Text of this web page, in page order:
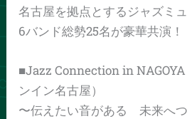
名古屋を拠点とするジャズミ
6バンド総勢25名が豪華共演！
■Jazz Connection in
ンイン名古屋）
〜伝えたい音がある 未来へ